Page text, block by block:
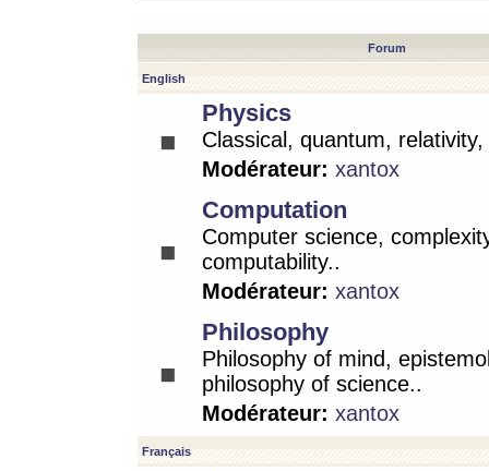
Forum
English
Physics
Classical, quantum,
Modérateur: xantox
Computation
Computer science,
computability..
Modérateur: xantox
Philosophy
Philosophy of mind,
philosophy of science..
Modérateur: xantox
Français